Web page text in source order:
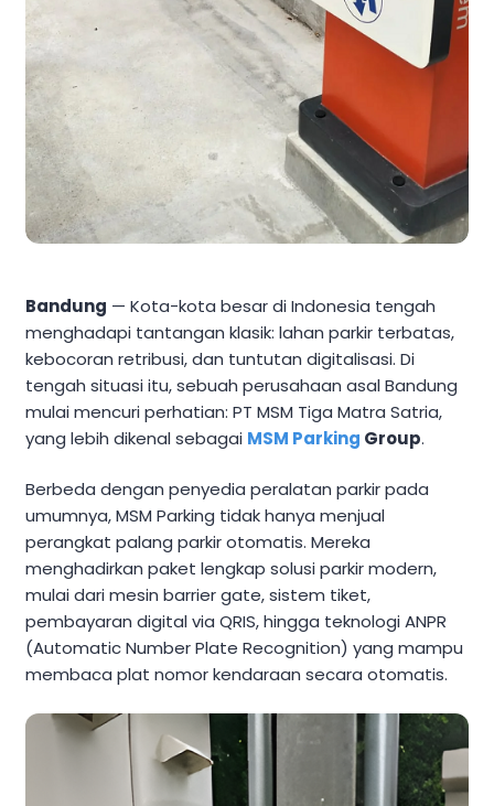
Bandung — Kota-kota besar di Indonesia tengah
menghadapi tantangan klasik: lahan parkir terbatas,
kebocoran retribusi, dan tuntutan digitalisasi. Di
tengah situasi itu, sebuah perusahaan asal Bandung
mulai mencuri perhatian: PT MSM Tiga Matra Satria,
yang lebih dikenal sebagai MSM Parking Group.
Berbeda dengan penyedia peralatan parkir pada
umumnya, MSM Parking tidak hanya menjual
perangkat palang parkir otomatis. Mereka
menghadirkan paket lengkap solusi parkir modern,
mulai dari mesin barrier gate, sistem tiket,
pembayaran digital via QRIS, hingga teknologi ANPR
(Automatic Number Plate Recognition) yang mampu
membaca plat nomor kendaraan secara otomatis.